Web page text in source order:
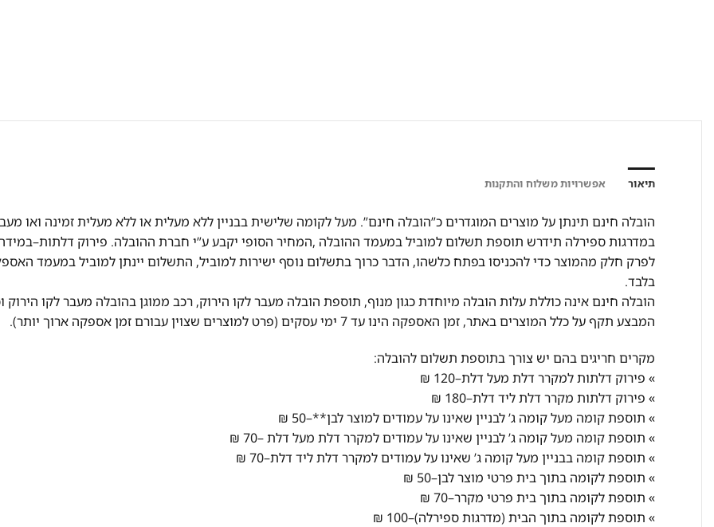
תיאור אפשרויות משלוח והתקנות
הובלה חינם תינתן על מוצרים המוגדרים כ”הובלה חינם”. מעל לקומה שלישית בבניין ללא מעלית או ללא מעלית זמינה ואו
במדרגות ספירלה תידרש תוספת תשלום למוביל במעמד ההובלה ,המחיר הסופי יקבע ע”י חברת ההובלה. פירוק דלתות–
לפרק חלק מהמוצר כדי להכניסו בפתח כלשהו, הדבר כרוך בתשלום נוסף ישירותלמוביל, התשלום יינתן למוביל במעמד
בלבד.
הובלה חינם אינה כוללת עלות הובלה מיוחדת כגון מנוף, תוספת הובלה מעבר לקו הירוק, רכב ממוגןבהובלה מעבר לקו הירוק
המבצע תקף על כלל המוצרים באתר, זמן האספקה הינו עד 7 ימי
עסקים (פרט למוצרים שצוין עבורם זמןאספקה ארוך יותר).
מקרים חריגים בהם יש צורך בתוספת תשלום להובלה:
» פירוק דלתות למקרר דלת מעל דלת–120 ₪
» פירוק דלתות מקרר דלת ליד דלת–180 ₪
» תוספת קומה מעל קומה ג’ לבניין שאינו על עמודים למוצר לבן**–50 ₪
» תוספת קומה מעל קומה ג’ לבניין שאינו על עמודים למקרר דלת מעל דלת –70 ₪
» תוספת קומה בבניין מעל קומה ג’ שאינו על עמודים למקרר דלת ליד דלת–70 ₪
» תוספת לקומה בתוך בית פרטי מוצר לבן–50 ₪
» תוספת לקומה בתוך בית פרטי מקרר–70 ₪
» תוספת לקומה בתוך הבית (מדרגות ספירלה)–100 ₪